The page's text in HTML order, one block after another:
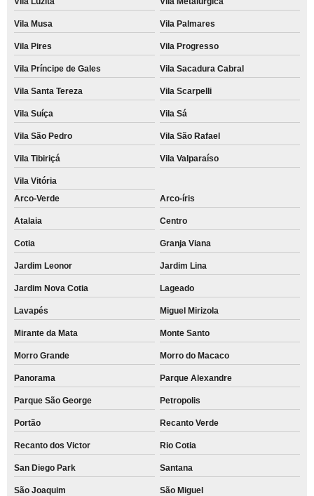
Vila Musa Vila Palmares
Vila Pires Vila Progresso
Vila Príncipe de Gales Vila Sacadura Cabral
Vila Santa Tereza Vila Scarpelli
Vila Suíça Vila Sá
Vila São Pedro Vila São Rafael
Vila Tibiriçá Vila Valparaíso
Vila Vitória
Arco-Verde
Arco-íris
Atalaia Centro
Cotia Granja Viana
Jardim Leonor Jardim Lina
Jardim Nova Cotia Lageado
Lavapés Miguel Mirizola
Mirante da Mata Monte Santo
Morro Grande Morro do Macaco
Panorama Parque Alexandre
Parque São George Petropolis
Portão Recanto Verde
Recanto dos Victor Rio Cotia
San Diego Park Santana
São Joaquim
São Miguel